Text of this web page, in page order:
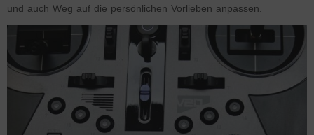
und auch Weg auf die persönlichen Vorlieben anpassen.